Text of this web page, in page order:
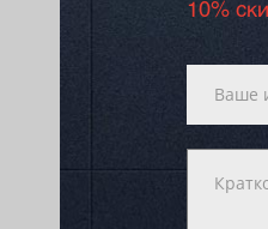
10%